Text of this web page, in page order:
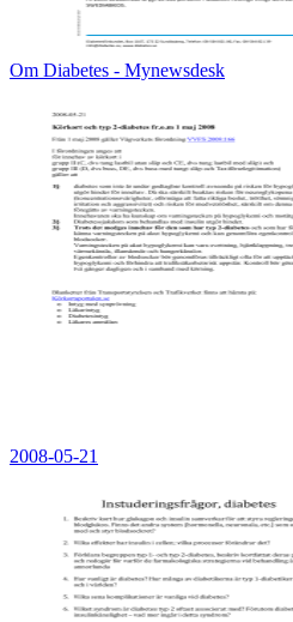
Om Diabetes - Mynewsdesk
2008-05-21